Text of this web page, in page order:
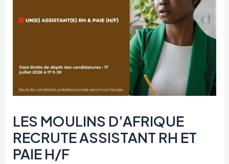
LES MOULINS D’AFRIQUE
RECRUTE ASSISTANT RH ET
PAIE H/F